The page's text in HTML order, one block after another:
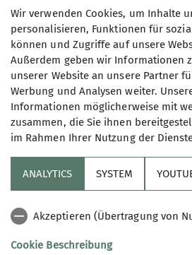
Wir verwenden Cookies, um Inhalte
personalisieren, Funktionen für
können und Zugriffe auf unsere
Außerdem geben wir Informationen
unserer Website an unsere Partner
Werbung und Analysen weiter.
Informationen möglicherweise mit
zusammen, die Sie ihnen
im Rahmen Ihrer Nutzung der
ANALYTICS SYSTEM
Akzeptieren (Übertragung von
Cookie Beschreibung